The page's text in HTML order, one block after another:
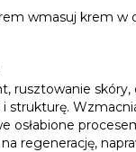
wmasuj krem w
rusztowanie skóry,
strukturę.
osłabione
regenerację,